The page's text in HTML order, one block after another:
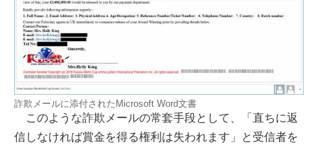
詐欺メールに添付されたMicrosoft Word文書
このような詐欺メールの常套手段として、「直ちに返
信しなければ賞金を得る権利は失われます」と受信者を